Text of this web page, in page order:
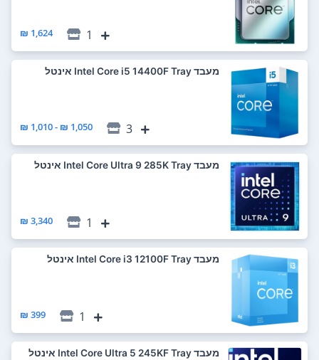
1
1,624 ₪
מעבד Intel Core i5 14400F Tray אינטל
3
1,050 ₪ - 1,010 ₪
מעבד Intel Core Ultra 9 285K Tray אינטל
1
3,340 ₪
מעבד Intel Core i3 12100F Tray אינטל
1
399 ₪
מעבד Intel Core Ultra 5 245KF Tray אינטל